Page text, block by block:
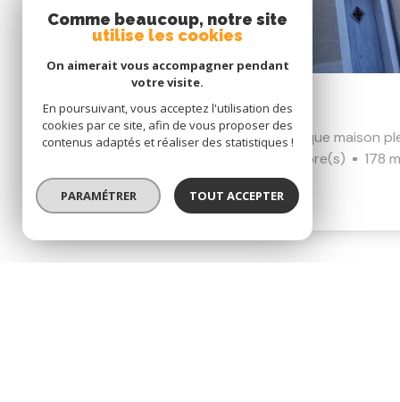
CŒUR DU VILLAGE DE LÉZAN, authentique maison
5 chambre(s) 178
Lézan (30350)
Comme beaucoup, notre site
utilise les cookies
On aimerait vous accompagner pendant
votre visite.
En poursuivant, vous acceptez l'utilisation des
cookies par ce site, afin de vous proposer des
contenus adaptés et réaliser des statistiques !
PARAMÉTRER TOUT ACCEPTER